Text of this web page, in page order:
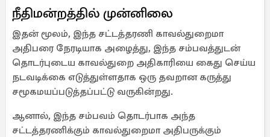
நீதிமன்றத்தில் முன்னிலை
இதன் மூலம், இந்த சட்டத்தரணி காவல்துறைமா
அதிபரை நேரடியாக அழைத்து, இந்த சம்பவத்துடன்
தொடர்புடைய காவல்துறை அதிகாரியை கைது செய்ய
நடவடிக்கை எடுத்துள்ளதாக ஒரு தவறான கருத்து
சமூகமயப்படுத்தப்பட்டு வருகின்றது.
ஆனால், இந்த சம்பவம் தொடர்பாக அந்த
சட்டத்தரணிக்கும் காவல்துறைமா அதிபருக்கும்